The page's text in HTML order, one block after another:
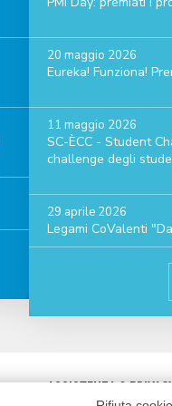
20 maggio 2026
Eureka! Funziona!
11 maggio 2026
SC-ÈCC - Student
challenge degli
29 aprile 2026
Legami CoValenti
ASSISTENZA &